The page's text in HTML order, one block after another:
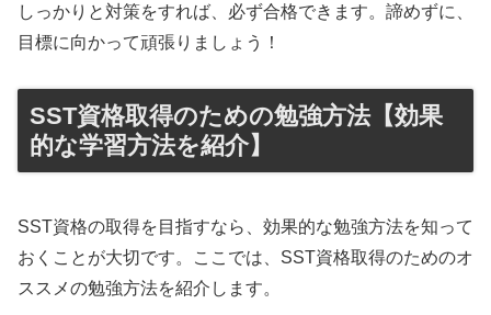
しっかりと対策をすれば、必ず合格できます。諦めずに、
目標に向かって頑張りましょう！
SST資格取得のための勉強方法【効果
的な学習方法を紹介】
SST資格の取得を目指すなら、効果的な勉強方法を知って
おくことが大切です。ここでは、SST資格取得のためのオ
ススメの勉強方法を紹介します。